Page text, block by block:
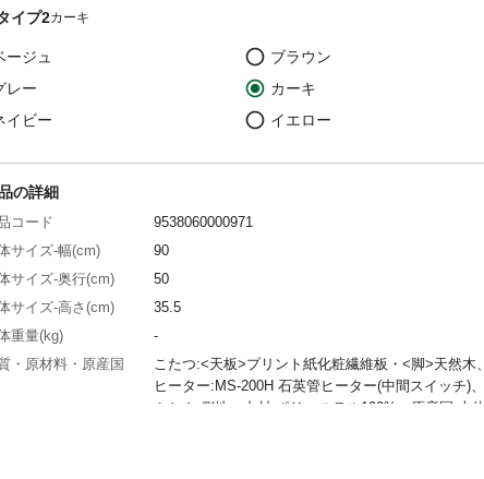
イプ2カーキ
ージュ
ブラウン
レー
カーキ
イビー
イエロー
の詳細
コード
9538060000971
サイズ-幅(cm)
90
サイズ-奥行(cm)
50
サイズ-高さ(cm)
35.5
重量(kg)
-
・原材料・原産国
こたつ:<天板>プリント紙化粧繊維板・<脚>天然木、
ヒーター:MS-200H 石英管ヒーター(中間スイッチ)、
ふとん 側地・中材:ポリエステル100%、原産国:本体: